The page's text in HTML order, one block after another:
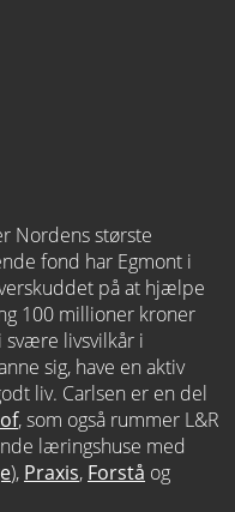
Nordens største
fond har Egmont i
på at hjælpe
100 millioner kroner
svære livsvilkår i
sig, have en aktiv
liv. Carlsen er en del
, som også rummer L&R
læringshuse med
), Praxis, Forstå og